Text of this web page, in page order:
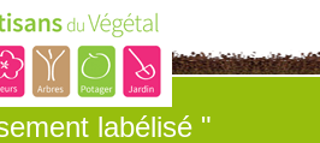
labélisé "